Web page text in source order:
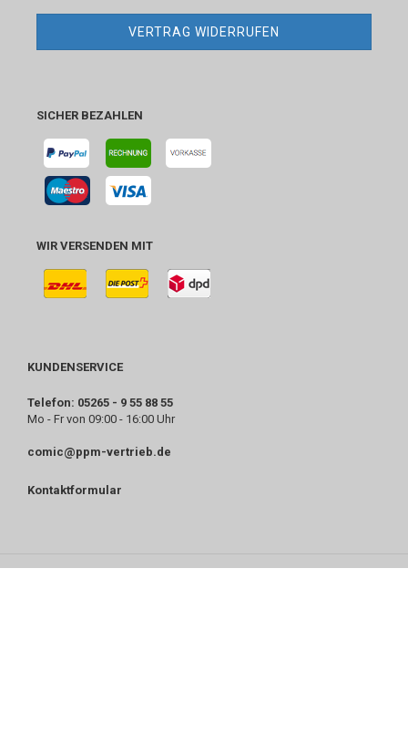
VERTRAG WIDERRUFEN
SICHER BEZAHLEN
WIR VERSENDEN MIT
KUNDENSERVICE
Telefon: 05265 - 9 55 88 55
Mo - Fr von 09:00 - 16:00 Uhr
comic@ppm-vertrieb.de
Kontaktformular